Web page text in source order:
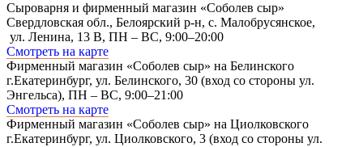
Сыроварня и фирменный магазин «Соболев сыр»
Свердловская обл., Белоярский р-н, с. Малобрусянское,
ул. Ленина, 13 В, ПН – ВС, 9:00–20:00
Смотреть на карте
Фирменный магазин «Соболев сыр» на Белинского
г.Екатеринбург, ул. Белинского, 30 (вход со стороны ул.
Энгельса), ПН – ВС, 9:00–21:00
Смотреть на карте
Фирменный магазин «Соболев сыр» на Циолковского
г.Екатеринбург, ул. Циолковского, 3 (вход со стороны ул.